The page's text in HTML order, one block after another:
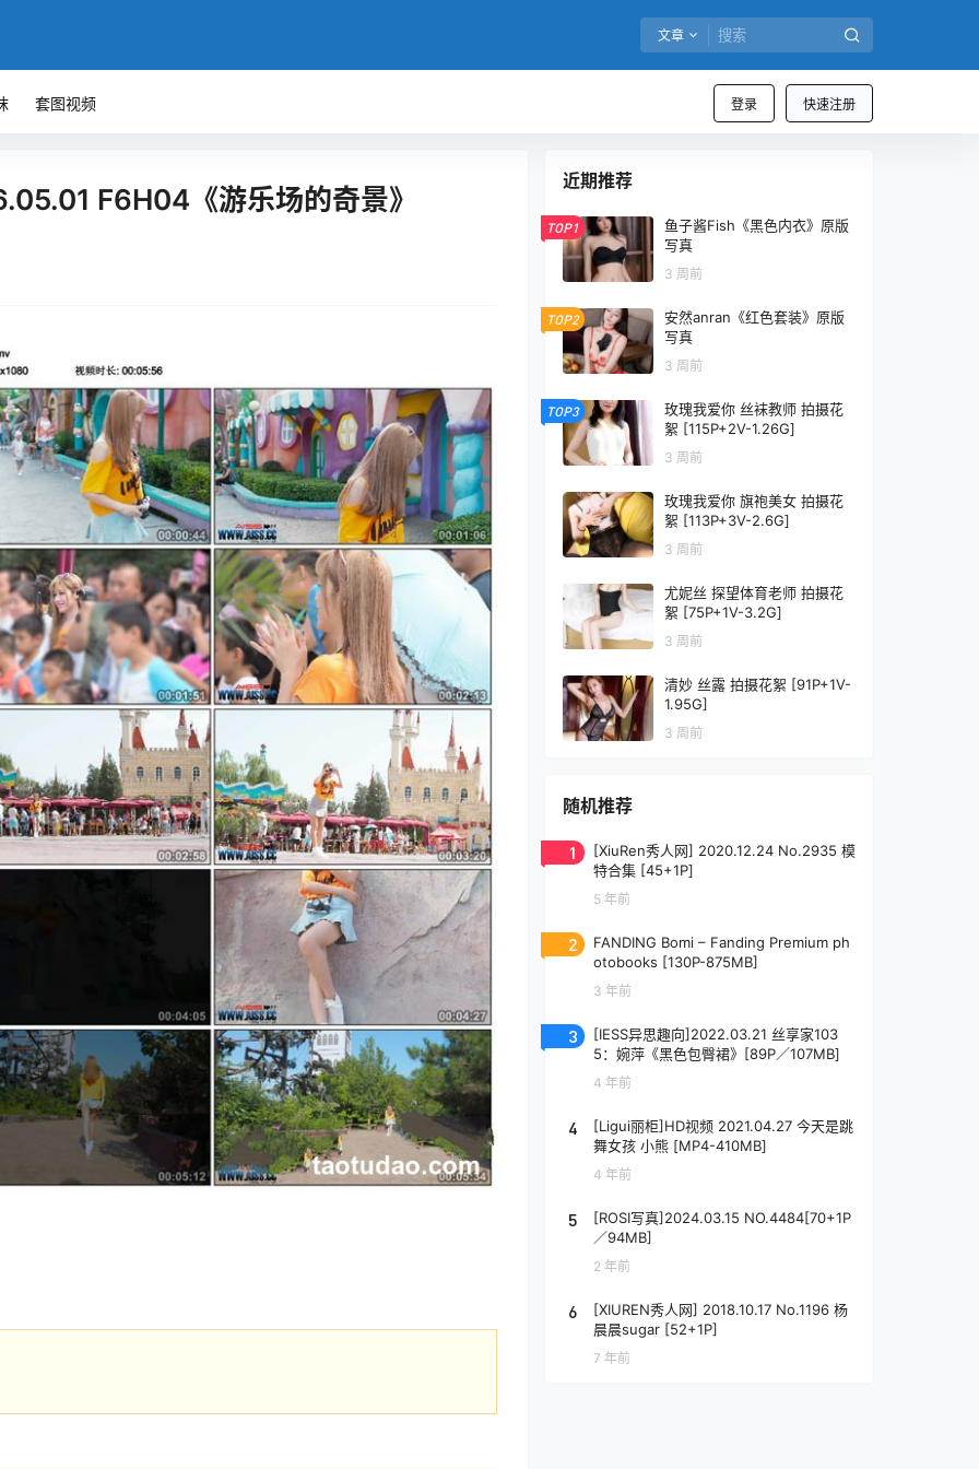
文章
登录 快速注册
套图视频
F6H04《游乐场的奇景》
近期推荐
TOP1
鱼子酱Fish《黑色内衣》原版
写真
3 周前
TOP2
安然anran《红色套装》原版
写真
3 周前
TOP3
玫瑰我爱你 丝袜教师 拍摄花
絮 [115P+2V-1.26G]
3 周前
玫瑰我爱你 旗袍美女 拍摄花
絮 [113P+3V-2.6G]
3 周前
尤妮丝 探望体育老师 拍摄花
絮 [75P+1V-3.2G]
3 周前
清妙 丝露 拍摄花絮 [91P+1V-
1.95G]
3 周前
随机推荐
1
[XiuRen秀人网] 2020.12.24 No.2935 模
特合集 [45+1P]
5 年前
2
FANDING Bomi – Fanding Premium ph
otobooks [130P-875MB]
3 年前
3
[IESS异思趣向]2022.03.21 丝享家103
5：婉萍《黑色包臀裙》[89P／107MB]
4 年前
4
[Ligui丽柜]HD视频 2021.04.27 今天是跳
舞女孩 小熊 [MP4-410MB]
4 年前
5
[ROSI写真]2024.03.15 NO.4484[70+1P
／94MB]
2 年前
6
[XIUREN秀人网] 2018.10.17 No.1196 杨
晨晨sugar [52+1P]
7 年前